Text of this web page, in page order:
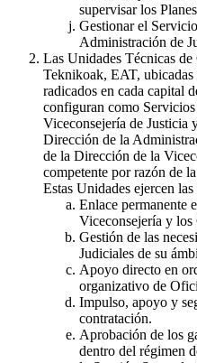
supervisar los
Gestionar el
Administración de
Las Unidades Técnicas
Teknikoak, EAT, ubicadas
radicados en cada capital
configuran como
Viceconsejería de Justicia
Dirección de la
de la Dirección de la
competente por razón de
Estas Unidades ejercen
Enlace permanente
Viceconsejería y los
Gestión de las
Judiciales de su
Apoyo directo en
organizativo de
Impulso, apoyo y
contratación.
Aprobación de los
dentro del régimen